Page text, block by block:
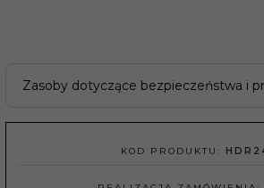
Zasoby dotyczące bezpieczeństwa i
KOD PRODUKTU: